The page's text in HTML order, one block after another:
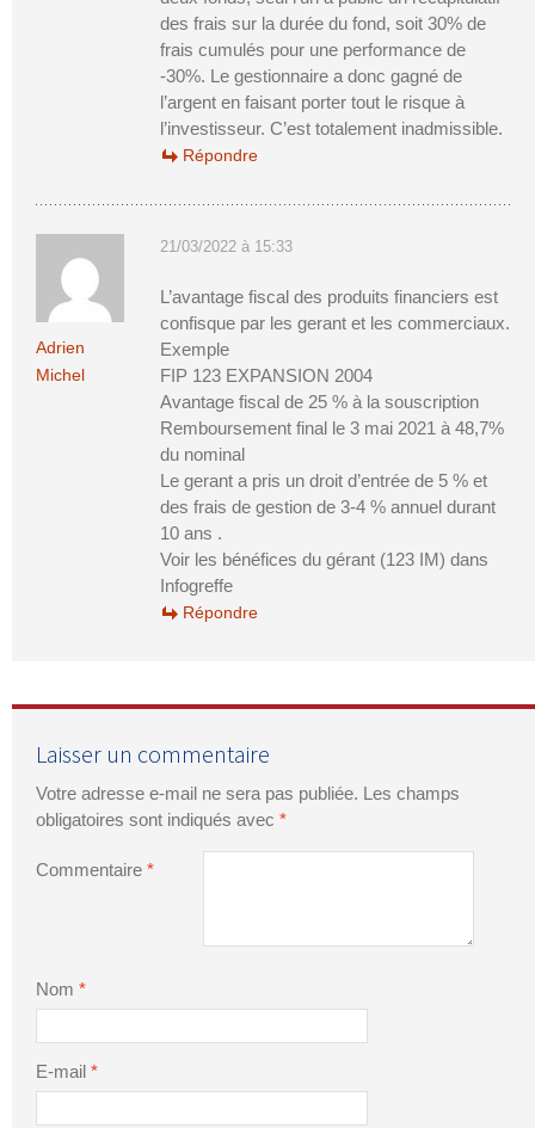
des frais sur la durée du fond, soit 30% de
frais cumulés pour une performance de
-30%. Le gestionnaire a donc gagné de
l’argent en faisant porter tout le risque à
l’investisseur. C’est totalement inadmissible.
Répondre
Adrien
Michel
21/03/2022 à 15:33
L’avantage fiscal des produits financiers est
confisque par les gerant et les commerciaux.
Exemple
FIP 123 EXPANSION 2004
Avantage fiscal de 25 % à la souscription
Remboursement final le 3 mai 2021 à 48,7%
du nominal
Le gerant a pris un droit d’entrée de 5 % et
des frais de gestion de 3-4 % annuel durant
10 ans .
Voir les bénéfices du gérant (123 IM) dans
Infogreffe
Répondre
Laisser un commentaire
Votre adresse e-mail ne sera pas publiée. Les champs
obligatoires sont indiqués avec *
Commentaire *
Nom *
E-mail *